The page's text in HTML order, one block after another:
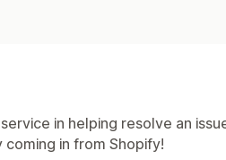
in helping resolve an
in from Shopify!